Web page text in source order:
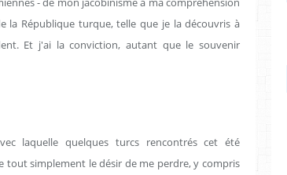
République turque, telle que je la découvris à
Et j'ai la conviction, autant que le souvenir
laquelle quelques turcs rencontrés cet été
tout simplement le désir de me perdre, y compris